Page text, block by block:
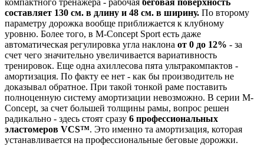
компактного тренажера - рабочая беговая поверхность
составляет 130 см. в длину и 48 см. в ширину. По второму
параметру дорожка вообще приближается к клубному
уровню. Более того, в M-Concept Sport есть даже
автоматическая регулировка угла наклона от 0 до 12% - за
счет чего значительно увеличивается вариативность
тренировок. Еще одна ахиллесова пята ультракомпактов -
амортизация. По факту ее нет - как бы производитель не
доказывал обратное. При такой тонкой раме поставить
полноценную систему амортизации невозможно. В серии M-
Concept, за счет большей толщины рамы, вопрос решен
радикально - здесь стоят сразу 6 профессиональных
эластомеров VCS™. Это именно та амортизация, которая
устанавливается на профессиональные беговые дорожки.